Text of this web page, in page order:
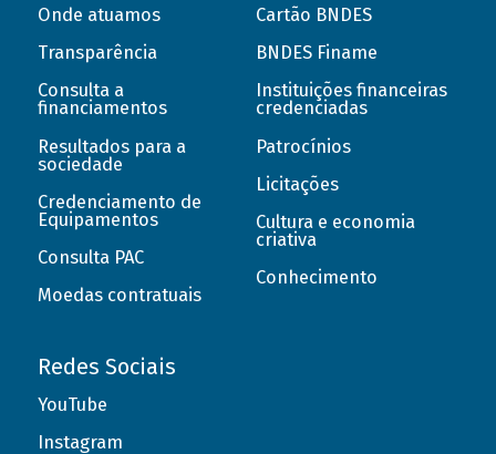
Onde atuamos
Transparência
Consulta a
financiamentos
Resultados para a
sociedade
Credenciamento de
Equipamentos
Consulta PAC
Moedas contratuais
Cartão BNDES
BNDES Finame
Instituições financeiras
credenciadas
Patrocínios
Licitações
Cultura e economia
criativa
Conhecimento
Redes Sociais
YouTube
Instagram